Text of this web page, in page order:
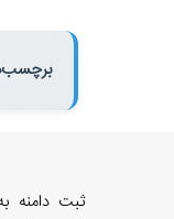
ثبت دامنه